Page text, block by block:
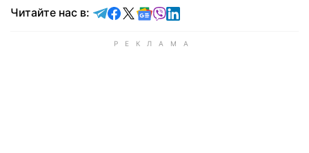
Читайте нас в: Читайте в Telegram
Читайте в Facebook
Читайте в X
Читайте в Google news
Читайте в Viber
Читайте в LinkedIn